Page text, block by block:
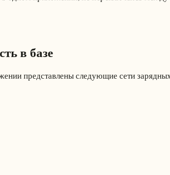
в базе
представлены следующие сети